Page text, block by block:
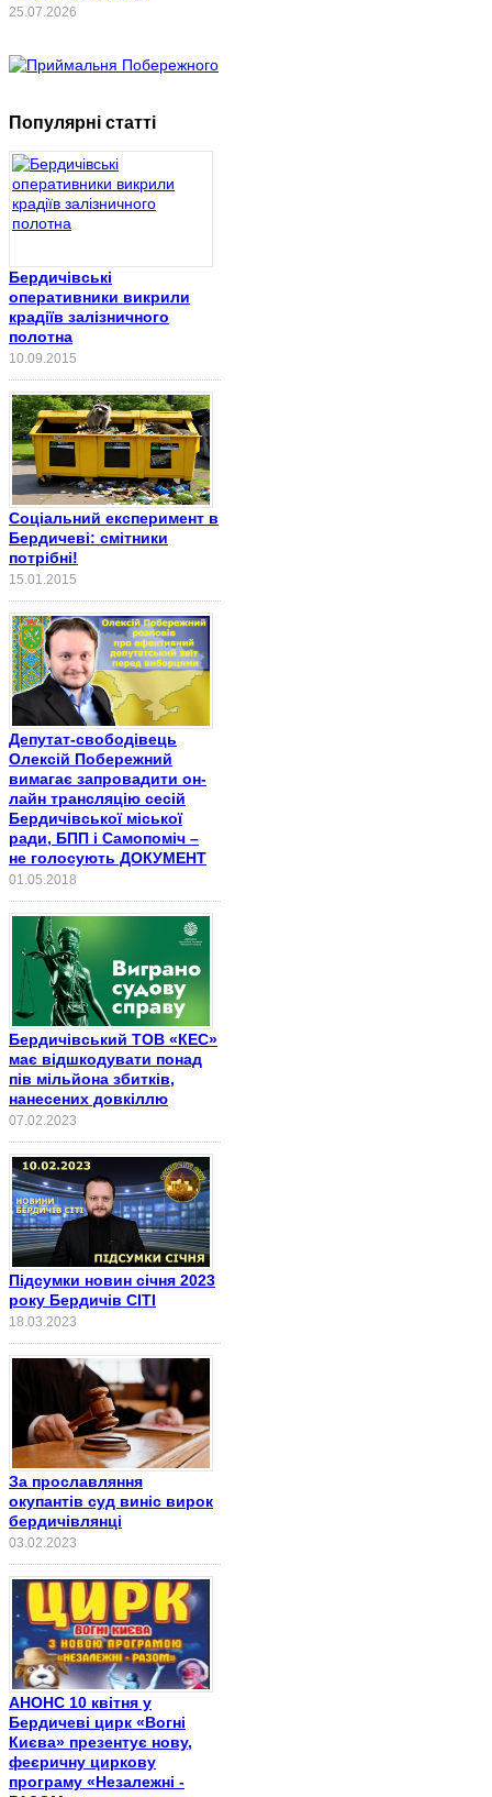
25.07.2026
Популярні статті
Бердичівські
оперативники викрили
крадіїв залізничного
полотна
10.09.2015
Соціальний експеримент в
Бердичеві: смітники
потрібні!
15.01.2015
Депутат-свободівець
Олексій Побережний
вимагає запровадити он-
лайн трансляцію сесій
Бердичівської міської
ради, БПП і Самопоміч –
не голосують ДОКУМЕНТ
01.05.2018
Бердичівський ТОВ «КЕС»
має відшкодувати понад
пів мільйона збитків,
нанесених довкіллю
07.02.2023
Підсумки новин січня 2023
року Бердичів СІТІ
18.03.2023
За прославляння
окупантів суд виніс вирок
бердичівлянці
03.02.2023
АНОНС 10 квітня у
Бердичеві цирк «Вогні
Києва» презентує нову,
феєричну циркову
програму «Незалежні -